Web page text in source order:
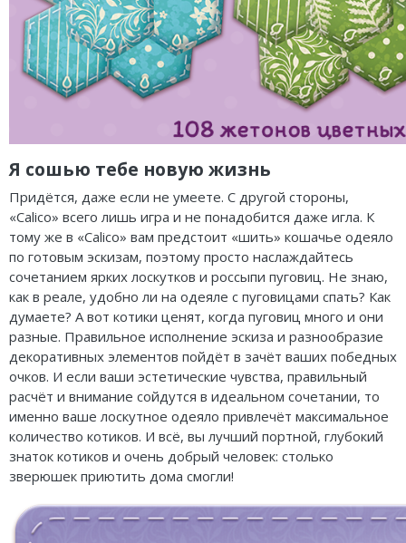
Я сошью тебе новую жизнь
Придётся, даже если не умеете. С другой стороны,
«Calico» всего лишь игра и не понадобится даже игла. К
тому же в «Calico» вам предстоит «шить» кошачье одеяло
по готовым эскизам, поэтому просто наслаждайтесь
сочетанием ярких лоскутков и россыпи пуговиц. Не знаю,
как в реале, удобно ли на одеяле с пуговицами спать? Как
думаете? А вот котики ценят, когда пуговиц много и они
разные. Правильное исполнение эскиза и разнообразие
декоративных элементов пойдёт в зачёт ваших победных
очков. И если ваши эстетические чувства, правильный
расчёт и внимание сойдутся в идеальном сочетании, то
именно ваше лоскутное одеяло привлечёт максимальное
количество котиков. И всё, вы лучший портной, глубокий
знаток котиков и очень добрый человек: столько
зверюшек приютить дома смогли!